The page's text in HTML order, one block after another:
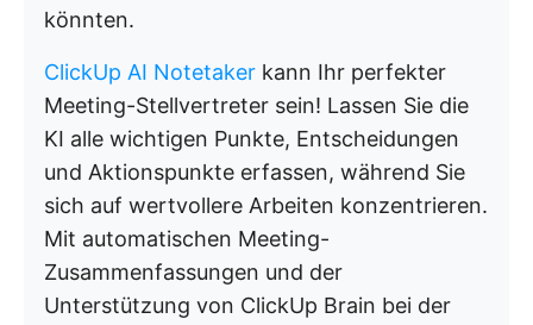
könnten.
ClickUp AI Notetaker kann Ihr perfekter
Meeting-Stellvertreter sein! Lassen Sie die
KI alle wichtigen Punkte, Entscheidungen
und Aktionspunkte erfassen, während Sie
sich auf wertvollere Arbeiten konzentrieren.
Mit automatischen Meeting-
Zusammenfassungen und der
Unterstützung von ClickUp Brain bei der